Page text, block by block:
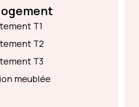
T1
T2
T3
meublée